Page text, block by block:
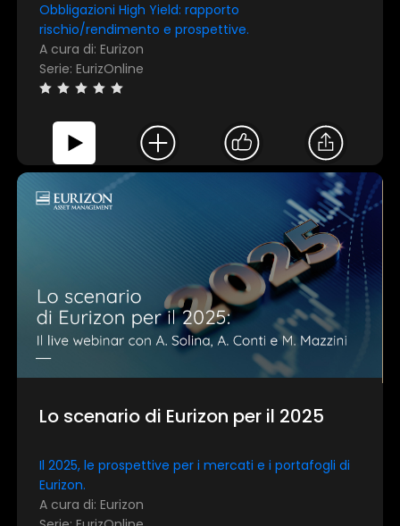
Obbligazioni High Yield: rapporto
rischio/rendimento e prospettive.
A cura di: Eurizon
Serie: EurizOnline
Lo scenario di Eurizon per il 2025
Il 2025, le prospettive per i mercati e i portafogli di
Eurizon.
A cura di: Eurizon
×
5 stars
4 stars
3 stars
2 stars
1 star
Invia